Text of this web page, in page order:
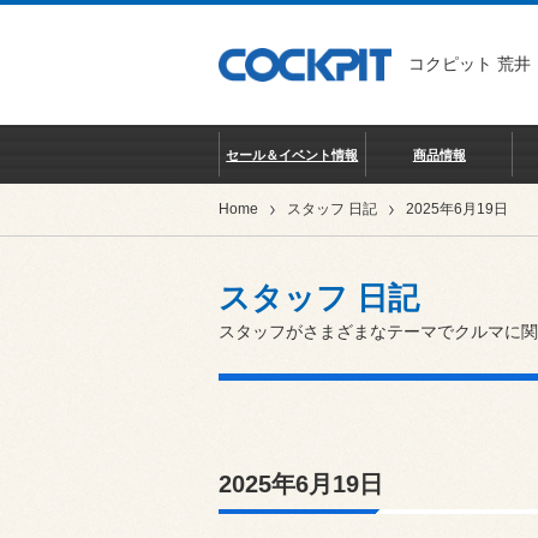
コクピット 荒井
セール＆イベント情報 商品情報
Home スタッフ 日記 2025年6月19日
スタッフ 日記
スタッフがさまざまなテーマでクルマに
2025年6月19日